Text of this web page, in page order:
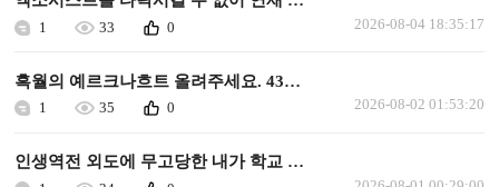
1 33 0 2026-08-04 18:35:17
흑월의 예르크나흐트 올려주세요. 43화 이후로 안올라왔습니다.
1 35 0 2026-08-02 01:53:20
인생역전 외도에 무고당한 내가 학교 최고의 미소녀에게 사랑받는다 올려주세요